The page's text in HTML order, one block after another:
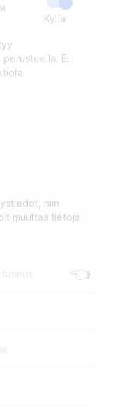
Kyllä
Ei
niin
muuttaa tietoja
👈